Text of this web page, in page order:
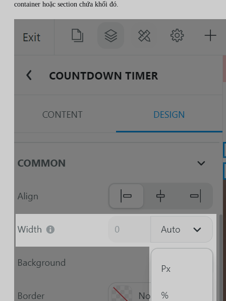
container hoặc section chứa khối đó.